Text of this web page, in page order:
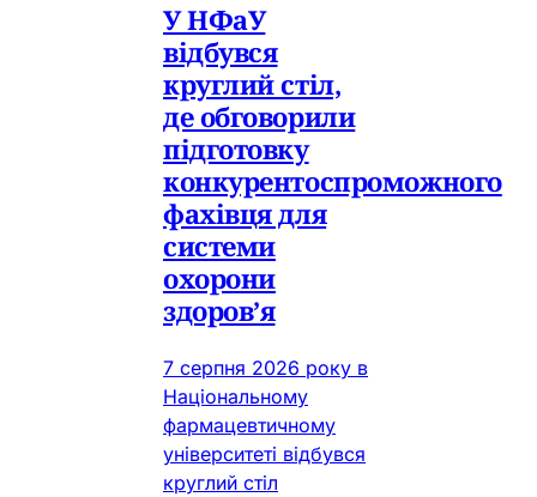
У НФаУ
відбувся
круглий стіл,
де обговорили
підготовку
конкурентоспроможного
фахівця для
системи
охорони
здоров’я
7 серпня 2026 року в
Національному
фармацевтичному
університеті відбувся
круглий стіл